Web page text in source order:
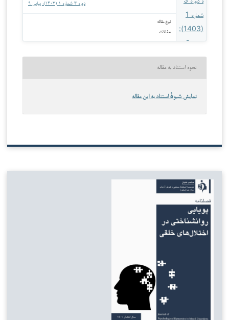
دوره ۳ شماره ۱ (۱۴۰۳): پیاپی ۹
نوع مقاله
مقالات
نحوه استناد به مقاله
نمایش شیوهٔ استناد به این مقاله